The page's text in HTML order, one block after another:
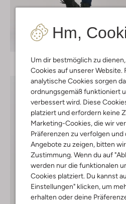
Hm,
Um dir bestmöglich zu
Cookies auf unserer Website.
analytische Cookies sorgen
ordnungsgemäß funktioniert
verbessert wird. Diese
platziert und erfordern keine
Marketing-Cookies, die wir
Präferenzen zu verfolgen
Angebote zu zeigen, bitten
Zustimmung. Wenn du auf
werden nur die funktionalen
Cookies platziert. Du kannst
Einstellungen" klicken, um
erhalten oder deine
Entdecke den Look